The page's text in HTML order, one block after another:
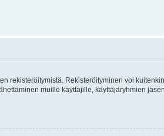
rekisteröitymistä. Rekisteröityminen voi
muille käyttäjille, käyttäjäryhmien